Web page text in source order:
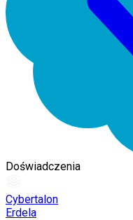
Doświadczenia
Cybertalon
Erdela